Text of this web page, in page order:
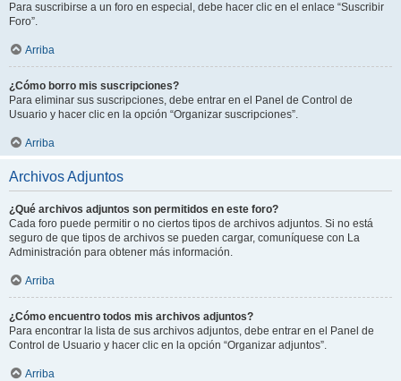
Para suscribirse a un foro en especial, debe hacer clic en el enlace “Suscribir
Foro”.
Arriba
¿Cómo borro mis suscripciones?
Para eliminar sus suscripciones, debe entrar en el Panel de Control de
Usuario y hacer clic en la opción “Organizar suscripciones”.
Arriba
Archivos Adjuntos
¿Qué archivos adjuntos son permitidos en este foro?
Cada foro puede permitir o no ciertos tipos de archivos adjuntos. Si no está
seguro de que tipos de archivos se pueden cargar, comuníquese con La
Administración para obtener más información.
Arriba
¿Cómo encuentro todos mis archivos adjuntos?
Para encontrar la lista de sus archivos adjuntos, debe entrar en el Panel de
Control de Usuario y hacer clic en la opción “Organizar adjuntos”.
Arriba